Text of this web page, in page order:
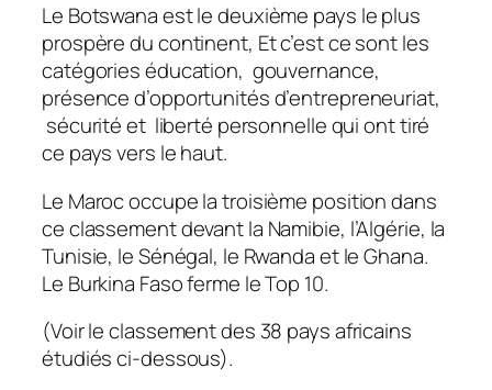
Le Botswana est le deuxième pays le plus
prospère du continent, Et c’est ce sont les
catégories éducation, gouvernance,
présence d’opportunités d’entrepreneuriat,
sécurité et liberté personnelle qui ont tiré
ce pays vers le haut.
Le Maroc occupe la troisième position dans
ce classement devant la Namibie, l’Algérie, la
Tunisie, le Sénégal, le Rwanda et le Ghana.
Le Burkina Faso ferme le Top 10.
(Voir le classement des 38 pays africains
étudiés ci-dessous).